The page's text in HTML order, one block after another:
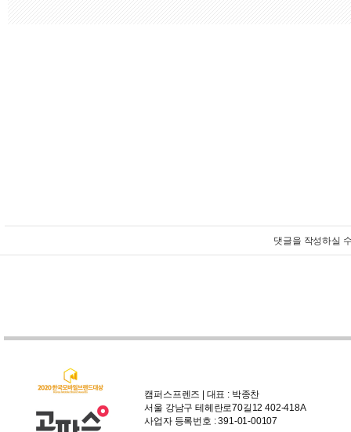
댓글을 작성하실
캠퍼스프렌즈 | 대표 : 박종찬
서울 강남구 테헤란로70길12 402-418A
사업자 등록번호 : 391-01-00107